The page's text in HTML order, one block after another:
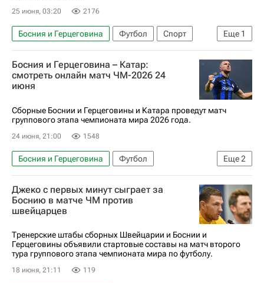
25 июня, 03:20 2176
Еще 1
Босния и Герцеговина Футбол
Спорт
ЧМ по футболу 2026
Босния и Герцеговина – Катар:
смотреть онлайн матч ЧМ-2026 24
июня
Сборные Боснии и Герцеговины и Катара проведут матч
группового этапа чемпионата мира 2026 года.
24 июня, 21:00 1548
Еще2
Босния и Герцеговина
Футбол
ЧМ по футболу 2026
Катар
Джеко с первых минут сыграет за
Боснию в матче ЧМ против
швейцарцев
Тренерские штабы сборных Швейцарии и Боснии и
Герцеговины объявили стартовые составы на матч второго
тура группового этапа чемпионата мира по футболу.
18 июня, 21:11 119